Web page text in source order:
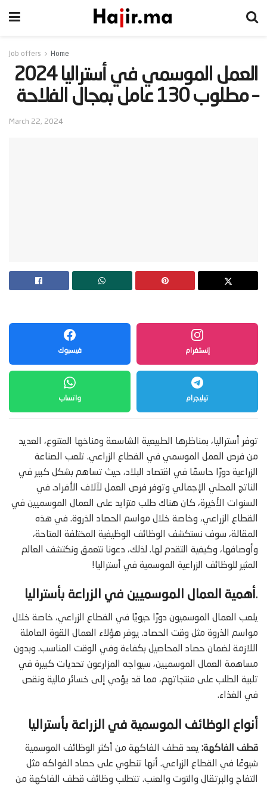
Home
Job offers
‫العمل الموسمي في أستراليا 2024
– مطلوب 130 عامل بمجال الفلاحة‬
March 22, 2024
فيسبوك إنستغرام
واتساب تيليجرام
توفر أستراليا، بمناظرها الطبيعية الشاسعة ومناخها المتنوع، العديد
من فرص العمل الموسمي في القطاع الزراعي. تلعب الصناعة
الزراعية دورًا حاسمًا في اقتصاد البلاد، حيث تساهم بشكل كبير في
الناتج المحلي الإجمالي وتوفر فرص العمل لآلاف الأفراد. في
السنوات الأخيرة، كان هناك طلب متزايد على العمال الموسميين في
القطاع الزراعي، وخاصة خلال مواسم الحصاد الذروة. في هذه
المقالة، سوف نستكشف الوظائف الوظيفية المختلفة المتاحة،
وأوصافها، وكيفية التقدم لها. لذلك، دعونا نتعمق ونكتشف العالم
المثير للوظائف الزراعية الموسمية في أستراليا!
.أهمية العمال الموسميين في الزراعة بأستراليا
يلعب العمال الموسميون دورًا حيويًا في القطاع الزراعي، خاصة خلال
مواسم الذروة مثل وقت الحصاد. يوفر هؤلاء العمال القوة العاملة
اللازمة لضمان حصاد المحاصيل بكفاءة وفي الوقت المناسب. وبدون
مساهمة العمال الموسميين، سيواجه المزارعون تحديات كبيرة في
تلبية الطلب على منتجاتهم، مما قد يؤدي إلى خسائر مالية ونقص
في الغذاء.
أنواع الوظائف الموسمية في الزراعة بأستراليا
قطف الفاكهة: يعد قطف الفاكهة من أكثر الوظائف الموسمية
شيوعًا في القطاع الزراعي. أنها تنطوي على حصاد الفواكه مثل
التفاح والبرتقال والتوت والعنب. تتطلب وظائف قطف الفاكهة من